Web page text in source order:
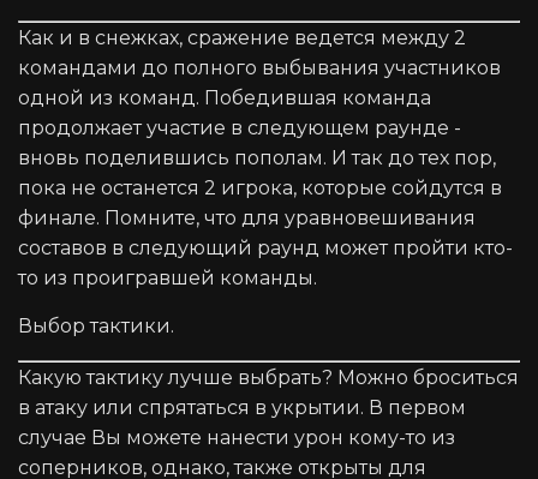
Как и в снежках, сражение ведется между 2
командами до полного выбывания участников
одной из команд. Победившая команда
продолжает участие в следующем раунде -
вновь поделившись пополам. И так до тех пор,
пока не останется 2 игрока, которые сойдутся в
финале. Помните, что для уравновешивания
составов в следующий раунд может пройти кто-
то из проигравшей команды.
Выбор тактики.
Какую тактику лучше выбрать? Можно броситься
в атаку или спрятаться в укрытии. В первом
случае Вы можете нанести урон кому-то из
соперников, однако, также открыты для